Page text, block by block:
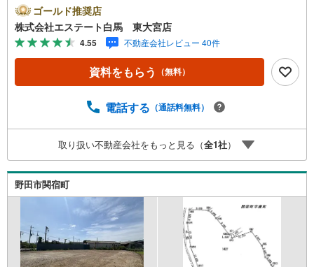
にご利用頂いています。ご購入・ご売却から建築・リフォ
ーム・資金計画のプロが、より良いご提案をいたします。
～人気のリモート見学・リモート相談サービス～・小さい
お子様や家事で外出できない、天気が悪く外出したくない
時・LINEやZOOMなど無料のアプリですぐにご利用いただ
けます・リモート見学はスタッフがご興味ある物件の現地
感」や違うアングルからみたかったリビングの「見え方」
る住宅ローンや家計相談を専門のファイナンシャルプラン
ナーと1対1で・バーチャル背景でプライバシーも安心・忙
しいパートナーに変わって予め確認も・別々の場所から家
族みんなで参加もできます・お気軽にご相談下さい～営業
時間～9:30～18:30こちらのお時間でしたらお電話でのお問
合せがスムーズです
ゴールド推奨店
株式会社エステート白馬 東大宮店
4.55 不動産会社レビュー 40件
資料をもらう （無料）
電話する （通話料無料）
取り扱い不動産会社をもっと見る（全1社）
野田市関宿町